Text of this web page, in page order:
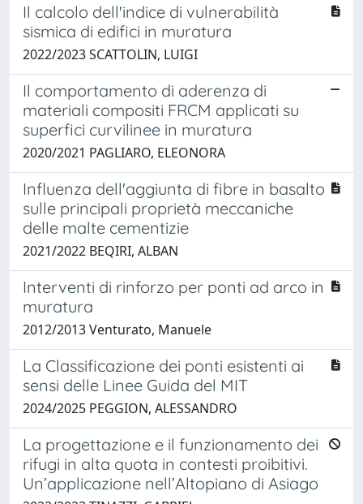
Il calcolo dell'indice di vulnerabilità
sismica di edifici in muratura
2022/2023 SCATTOLIN, LUIGI
Il comportamento di aderenza di
materiali compositi FRCM applicati su
superfici curvilinee in muratura
2020/2021 PAGLIARO, ELEONORA
Influenza dell'aggiunta di fibre in basalto
sulle principali proprietà meccaniche
delle malte cementizie
2021/2022 BEQIRI, ALBAN
Interventi di rinforzo per ponti ad arco in
muratura
2012/2013 Venturato, Manuele
La Classificazione dei ponti esistenti ai
sensi delle Linee Guida del MIT
2024/2025 PEGGION, ALESSANDRO
La progettazione e il funzionamento dei
rifugi in alta quota in contesti proibitivi.
Un’applicazione nell’Altopiano di Asiago